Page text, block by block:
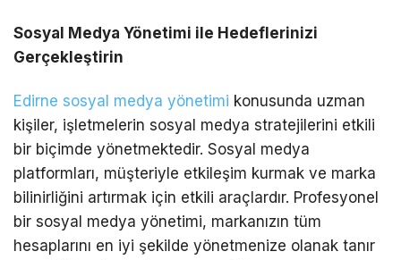
Sosyal Medya Yönetimi ile Hedeflerinizi
Gerçekleştirin
Edirne sosyal medya yönetimi konusunda uzman
kişiler, işletmelerin sosyal medya stratejilerini etkili
bir biçimde yönetmektedir. Sosyal medya
platformları, müşteriyle etkileşim kurmak ve marka
bilinirliğini artırmak için etkili araçlardır. Profesyonel
bir sosyal medya yönetimi, markanızın tüm
hesaplarını en iyi şekilde yönetmenize olanak tanır